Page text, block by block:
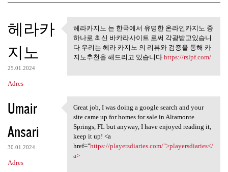
K
o
m
e
n
a
r
z
e
헤라카
지노
25.01.2024
Adres
헤라카지노 는 한국에서 유명한
온라인카지노 중 하나로
헤라카지노 는 한국에서 유명한 온라인카지노 중
하나로 최신 바카라사이트 로써 각광받고있습니
다 우리는 헤라 카지노 의 리뷰와 검증을 통해 카
지노추천을 해드리고 있습니다 https://rslpf.com/
Umair
Ansari
30.01.2024
Adres
Great job, I was doing a
Great job, I was doing a google search and your
site came up for homes for sale in Altamonte
Springs, FL but anyway, I have enjoyed reading it,
keep it up! <a
href="https://playersdiaries.com/">playersdiaries</
a>